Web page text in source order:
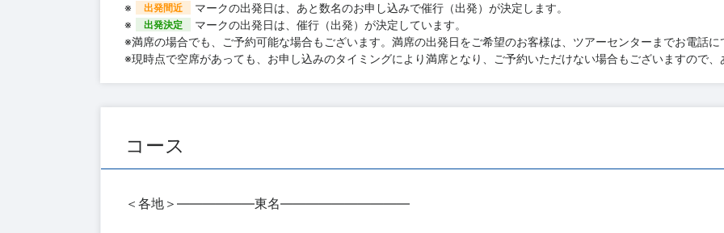
※
出発間近
マークの出発日は、あと数名のお申し込みで催行（出発）が決定します。
※
出発決定
マークの出発日は、催行（出発）が決定しています。
※満席の場合でも、ご予約可能な場合もございます。満席の出発日をご希望のお客様は、ツアーセンターまでお電話
※現時点で空席があっても、お申し込みのタイミングにより満席となり、ご予約いただけない場合もございますので
コース
＜各地＞――――――東名――――――――――